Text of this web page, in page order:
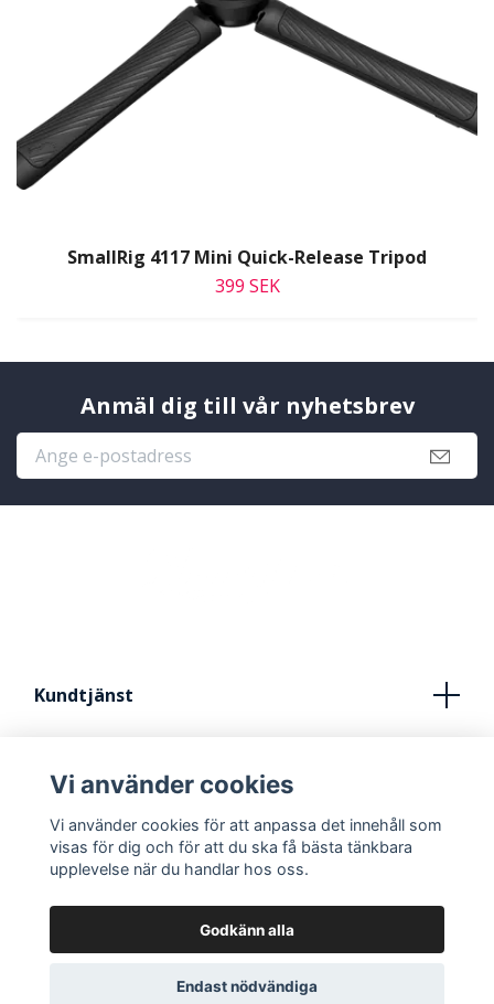
SmallRig 4117 Mini Quick-Release Tripod
399 SEK
Anmäl dig till vår nyhetsbrev
Kundtjänst
Kontakt
FRÅN IDÈ TILL STUDIO
Vi använder cookies
Vi använder cookies för att anpassa det innehåll som
visas för dig och för att du ska få bästa tänkbara
upplevelse när du handlar hos oss.
Godkänn alla
Endast nödvändiga